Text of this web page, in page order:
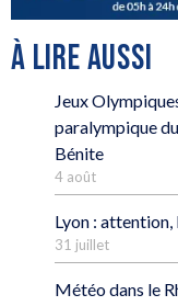
À LIRE AUSSI
Jeux
paralympique
Bénite
4 août
Lyon :
31 juillet
Météo dans le